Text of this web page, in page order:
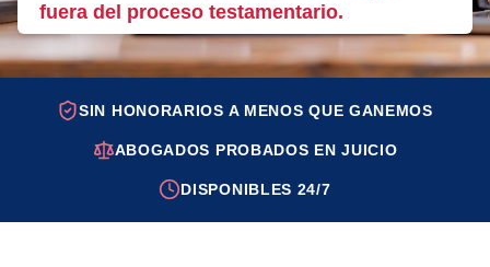
fuera del proceso testamentario.
SIN HONORARIOS A MENOS QUE GANEMOS
ABOGADOS PROBADOS EN JUICIO
DISPONIBLES 24/7